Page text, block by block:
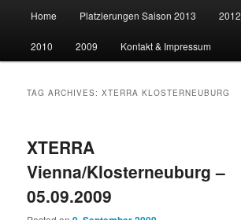
Home Platzierungen Saison 2013 2012
2010 2009 Kontakt & Impressum
TAG ARCHIVES:XTERRA KLOSTERNEUBURG
XTERRA
Vienna/Klosterneuburg –
05.09.2009